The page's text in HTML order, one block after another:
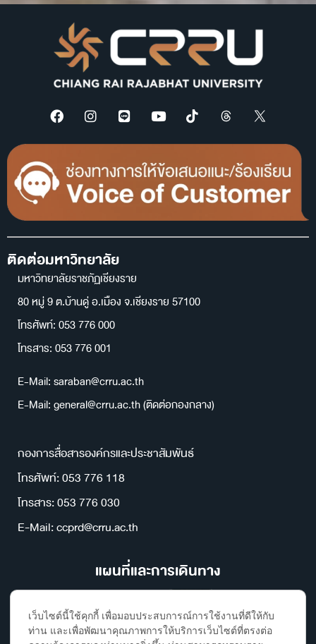
ติดต่อมหาวิทยาลัย
มหาวิทยาลัยราชภัฏเชียงราย
80 หมู่ 9 ต.บ้านดู่ อ.เมือง จ.เชียงราย 57100
โทรศัพท์: 053 776 000
โทรสาร: 053 776 001
E-Mail: saraban@crru.ac.th
E-Mail: general@crru.ac.th (ติดต่อกองกลาง)
กองการสื่อสารองค์กรและประชาสัมพันธ์
โทรศัพท์: 053 776 118
โทรสาร: 053 776 030
E-Mail: ccprd@crru.ac.th
แผนที่และการเดินทาง
เว็บไซต์นี้ใช้คุกกี้ เพื่อมอบประสบการณ์การใช้งานที่ดีให้กับ
ท่าน และเพื่อพัฒนาคุณภาพการให้บริการเว็บไซต์ที่ตรงต่อ